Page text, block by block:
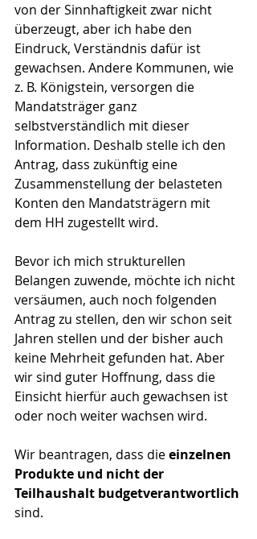
von der Sinnhaftigkeit zwar nicht
überzeugt, aber ich habe den
Eindruck, Verständnis dafür ist
gewachsen. Andere Kommunen, wie
z. B. Königstein, versorgen die
Mandatsträger ganz
selbstverständlich mit dieser
Information. Deshalb stelle ich den
Antrag, dass zukünftig eine
Zusammenstellung der belasteten
Konten den Mandatsträgern mit
dem HH zugestellt wird.
Bevor ich mich strukturellen
Belangen zuwende, möchte ich nicht
versäumen, auch noch folgenden
Antrag zu stellen, den wir schon seit
Jahren stellen und der bisher auch
keine Mehrheit gefunden hat. Aber
wir sind guter Hoffnung, dass die
Einsicht hierfür auch gewachsen ist
oder noch weiter wachsen wird.
Wir beantragen, dass die einzelnen
Produkte und nicht der
Teilhaushalt budgetverantwortlich
sind.